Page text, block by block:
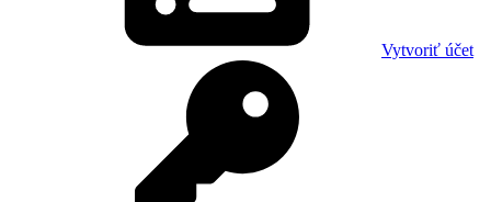
Vytvoriť účet